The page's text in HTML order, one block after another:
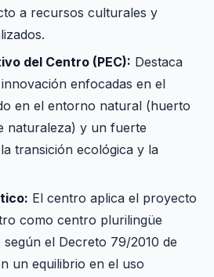
a recursos culturales y
del Centro (PEC): Destaca
enfocadas en el
en el entorno natural (huerto
naturaleza) y un fuerte
transición ecológica y la
El centro aplica el proyecto
como centro plurilingüe
el Decreto 79/2010 de
un equilibrio en el uso